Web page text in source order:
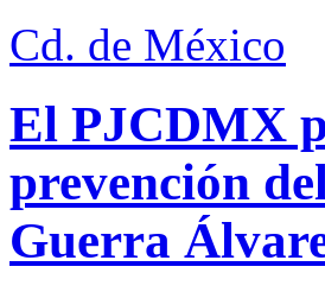
Cd. de México
El PJCDMX
prevención
Guerra